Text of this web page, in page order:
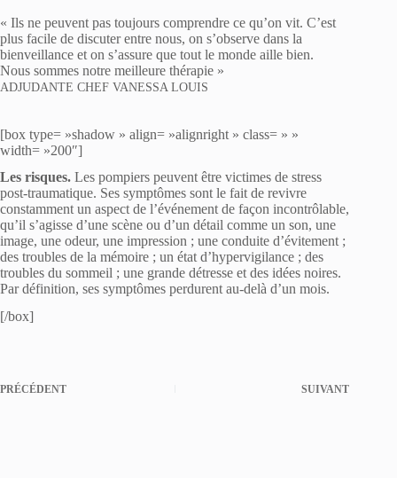
« Ils ne peuvent pas toujours comprendre ce qu’on vit. C’est
plus facile de discuter entre nous, on s’observe dans la
bienveillance et on s’assure que tout le monde aille bien.
Nous sommes notre meilleure thérapie »
ADJUDANTE CHEF VANESSA LOUIS
[box type= »shadow » align= »alignright » class= » »
width= »200″]
Les risques. Les pompiers peuvent être victimes de stress
post-traumatique. Ses symptômes sont le fait de revivre
constamment un aspect de l’événement de façon incontrôlable,
qu’il s’agisse d’une scène ou d’un détail comme un son, une
image, une odeur, une impression ; une conduite d’évitement ;
des troubles de la mémoire ; un état d’hypervigilance ; des
troubles du sommeil ; une grande détresse et des idées noires.
Par définition, ses symptômes perdurent au-delà d’un mois.
[/box]
PRÉCÉDENT SUIVANT